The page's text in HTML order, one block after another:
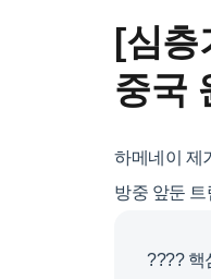
[심층
중국
하메네이 제
방중 앞둔
???? 핵